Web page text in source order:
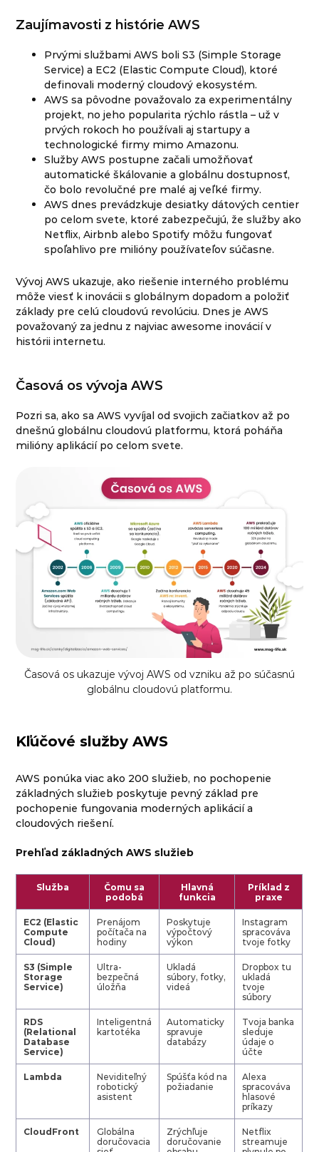
Zaujímavosti z histórie AWS
Prvými službami AWS boli S3 (Simple Storage
Service) a EC2 (Elastic Compute Cloud), ktoré
definovali moderný cloudový ekosystém.
AWS sa pôvodne považovalo za experimentálny
projekt, no jeho popularita rýchlo rástla – už v
prvých rokoch ho používali aj startupy a
technologické firmy mimo Amazonu.
Služby AWS postupne začali umožňovať
automatické škálovanie a globálnu dostupnosť,
čo bolo revolučné pre malé aj veľké firmy.
AWS dnes prevádzkuje desiatky dátových centier
po celom svete, ktoré zabezpečujú, že služby ako
Netflix, Airbnb alebo Spotify môžu fungovať
spoľahlivo pre milióny používateľov súčasne.
Vývoj AWS ukazuje, ako riešenie interného problému
môže viesť k inovácii s globálnym dopadom a položiť
základy pre celú cloudovú revolúciu. Dnes je AWS
považovaný za jednu z najviac awesome inovácií v
histórii internetu.
Časová os vývoja AWS
Pozri sa, ako sa AWS vyvíjal od svojich začiatkov až po
dnešnú globálnu cloudovú platformu, ktorá poháňa
milióny aplikácií po celom svete.
Časová os ukazuje vývoj AWS od vzniku až po súčasnú
globálnu cloudovú platformu.
Kľúčové služby AWS
AWS ponúka viac ako 200 služieb, no pochopenie
základných služieb poskytuje pevný základ pre
pochopenie fungovania moderných aplikácií a
cloudových riešení.
Prehľad základných AWS služieb
Služba
Čomu sa
podobá
Hlavná
funkcia
Príklad z
praxe
EC2 (Elastic
Compute
Cloud)
Prenájom
počítača na
hodiny
Poskytuje
výpočtový
výkon
Instagram
spracováva
tvoje fotky
S3 (Simple
Storage
Service)
Ultra-
bezpečná
úložňa
Ukladá
súbory, fotky,
videá
Dropbox tu
ukladá
tvoje
súbory
RDS
(Relational
Database
Service)
Inteligentná
kartotéka
Automaticky
spravuje
databázy
Tvoja banka
sleduje
údaje o
účte
Lambda
Neviditeľný
robotický
asistent
Spúšťa kód na
požiadanie
Alexa
spracováva
hlasové
príkazy
CloudFront
Globálna
doručovacia
Zrýchľuje
doručovanie
Netflix
streamuje